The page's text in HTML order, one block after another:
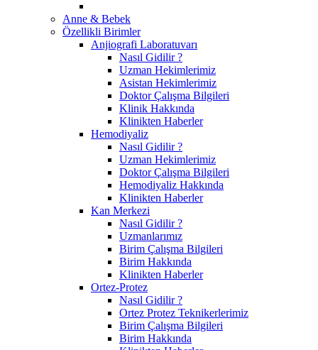
Anne & Bebek
Özellikli Birimler
Anjiografi Laboratuvarı
Nasıl Gidilir ?
Uzman Hekimlerimiz
Asistan Hekimlerimiz
Doktor Çalışma Bilgileri
Klinik Hakkında
Klinikten Haberler
Hemodiyaliz
Nasıl Gidilir ?
Uzman Hekimlerimiz
Doktor Çalışma Bilgileri
Hemodiyaliz Hakkında
Klinikten Haberler
Kan Merkezi
Nasıl Gidilir ?
Uzmanlarımız
Birim Çalışma Bilgileri
Birim Hakkında
Klinikten Haberler
Ortez-Protez
Nasıl Gidilir ?
Ortez Protez Teknikerlerimiz
Birim Çalışma Bilgileri
Birim Hakkında